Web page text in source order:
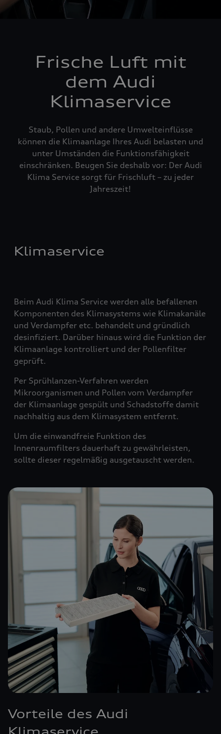
Frische Luft mit
dem Audi
Klimaservice
Staub, Pollen und andere Umwelteinflüsse
können die Klimaanlage Ihres Audi belasten und
unter Umständen die Funktionsfähigkeit
einschränken. Beugen Sie deshalb vor: Der Audi
Klima Service sorgt für Frischluft – zu jeder
Jahreszeit!
Klimaservice
Beim Audi Klima Service werden alle befallenen
Komponenten des Klimasystems wie Klimakanäle
und Verdampfer etc. behandelt und gründlich
desinfiziert. Darüber hinaus wird die Funktion der
Klimaanlage kontrolliert und der Pollenfilter
geprüft.
Per Sprühlanzen-Verfahren werden
Mikroorganismen und Pollen vom Verdampfer
der Klimaanlage gespült und Schadstoffe damit
nachhaltig aus dem Klimasystem entfernt.
Um die einwandfreie Funktion des
Innenraumfilters dauerhaft zu gewährleisten,
sollte dieser regelmäßig ausgetauscht werden.
Vorteile des Audi